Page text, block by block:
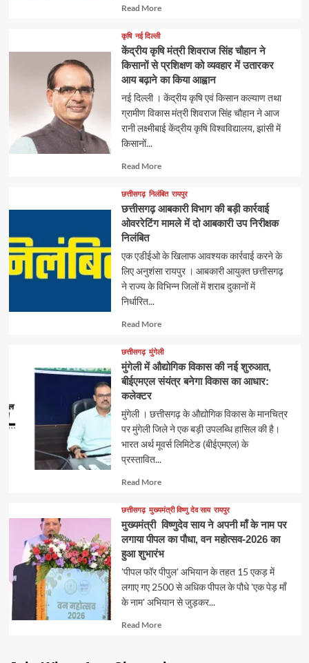
Read MoreRead
about
कृषि नई दिल्ली
केंद्रीय कृषि मंत्री शिवराज सिंह चौहान ने
किसानों से प्रशिक्षण को व्यवहार में उतारकर
आय बढ़ाने का किया आह्वान
नई दिल्ली । केंद्रीय कृषि एवं किसान कल्याण तथा
ग्रामीण विकास मंत्री शिवराज सिंह चौहान ने आज
रानी लक्ष्मीबाई केंद्रीय कृषि विश्वविद्यालय, झांसी में
किसानों...
Read MoreRead
about
छत्तीसगढ़ निलंबित रायपुर
छत्तीसगढ़ आबकारी विभाग की बड़ी कार्रवाई
ओवररेटिंग मामले में दो आबकारी उप निरीक्षक
निलंबित
एक एडीईओ के खिलाफ आवश्यक कार्रवाई करने के
लिए अनुशंसा रायपुर । आबकारी आयुक्त छत्तीसगढ़
ने राज्य के विभिन्न जिलों में शराब दुकानों में
निर्धारित...
Read MoreRead
about
छत्तीसगढ़ मुंगेली
मुंगेली में औद्योगिक विकास की नई शुरुआत,
बीईएमएल संयंत्र बनेगा विकास का आधार:
कलेक्टर
मुंगेली । छत्तीसगढ़ के औद्योगिक विकास के मानचित्र
पर मुंगेली जिले ने एक बड़ी उपलब्धि हासिल की है।
भारत अर्थ मूवर्स लिमिटेड (बीईएमएल) के
प्रस्तावित...
Read MoreRead
about
छत्तीसगढ़ मुख्यमंत्री विष्णु देव साय रायपुर
मुख्यमंत्री विष्णुदेव साय ने अपनी माँ के नाम पर
लगाया पीपल का पौधा, वन महोत्सव-2026 का
हुआ शुभारंभ
'पीपल फॉर पीपुल' अभियान के तहत 15 एकड़ में
लगाए गए 2500 से अधिक पीपल के पौधे 'एक पेड़ माँ
के नाम' अभियान से जुड़कर...
Read MoreRead